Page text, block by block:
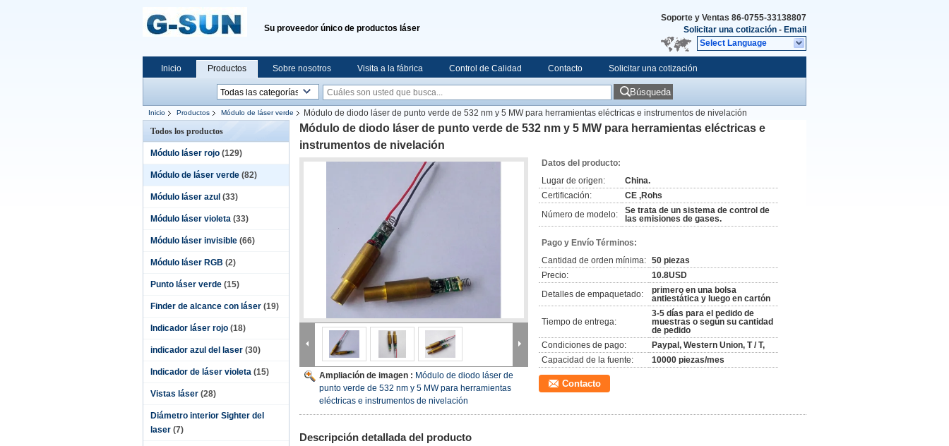
Su proveedor único de productos láser
Soporte y Ventas 86-0755-33138807
Solicitar una cotización - Email
Select Language
Inicio Productos Sobre nosotros Visita a la fábrica Control de Calidad Contacto Solicitar una cotización
Búsqueda
Inicio Productos Módulo de láser verde
Módulo de diodo láser de punto verde de 532 nm y 5 MW para herramientas eléctricas e instrumentos de nivelación
Todos los productos
Módulo láser rojo (129)
Módulo de láser verde (82)
Módulo láser azul (33)
Módulo láser violeta (33)
Módulo láser invisible (66)
Módulo láser RGB (2)
Punto láser verde (15)
Finder de alcance con láser (19)
Indicador láser rojo (18)
indicador azul del laser (30)
Indicador de láser violeta (15)
Vistas láser (28)
Diámetro interior Sighter del
laser (7)
Módulo de diodo láser de punto verde de 532 nm y 5 MW para herramientas eléctricas e
instrumentos de nivelación
Ampliación de imagen : Módulo de diodo láser de
punto verde de 532 nm y 5 MW para herramientas
eléctricas e instrumentos de nivelación
Datos del producto:
Lugar de origen:
China.
Certificación:
CE ,Rohs
Número de modelo:
Se trata de un sistema de control de
las emisiones de gases.
Pago y Envío Términos:
Cantidad de orden mínima: 50 piezas
Precio:
10.8USD
Detalles de empaquetado:
primero en una bolsa
antiestática y luego en cartón
Tiempo de entrega:
3-5 días para el pedido de
muestras o según su cantidad
de pedido
Condiciones de pago:
Paypal, Western Union, T / T,
Capacidad de la fuente:
10000 piezas/mes
Contacto
Descripción detallada del producto